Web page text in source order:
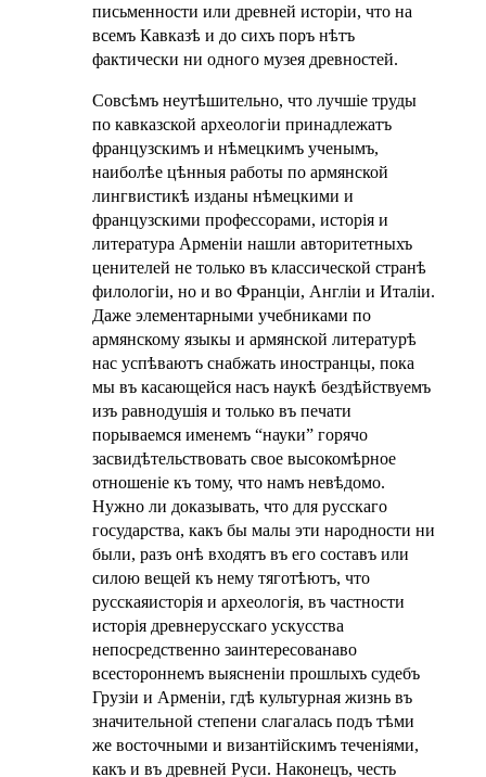
письменности или древней исторiи, что на
всемъ Кавказѣ и до сихъ поръ нѣтъ
фактически ни одного музея древностей.
Совсѣмъ неутѣшительно, что лучшiе труды
по кавказской археологiи принадлежатъ
французскимъ и нѣмецкимъ ученымъ,
наиболѣе цѣнныя работы по армянской
лингвистикѣ изданы нѣмецкими и
французскими профессорами, исторiя и
литература Арменiи нашли авторитетныхъ
ценителей не только въ классической странѣ
филологiи, но и во Францiи, Англiи и Италiи.
Даже элементарными учебниками по
армянскому языкы и армянской литературѣ
нас успѣваютъ снабжать иностранцы, пока
мы въ касающейся насъ наукѣ бездѣйствуемъ
изъ равнодушiя и только въ печати
порываемся именемъ “науки” горячо
засвидѣтельствовать свое высокомѣрное
отношенiе къ тому, что намъ невѣдомо.
Нужно ли доказывать, что для русскаго
государства, какъ бы малы эти народности ни
были, разъ онѣ входятъ въ его составъ или
силою вещей къ нему тяготѣютъ, что
русскаяисторiя и археологiя, въ частности
исторiя древнерусскаго ускусства
непосредственно заинтересованаво
всестороннемъ выясненiи прошлыхъ судебъ
Грузiи и Арменiи, гдѣ культурная жизнь въ
значительной степени слагалась подъ тѣми
же восточными и византiйскимъ теченiями,
какъ и въ древней Руси. Наконецъ, честь